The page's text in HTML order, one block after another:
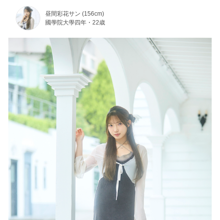
昼間彩花サン (156cm)
國學院大學四年・22歳